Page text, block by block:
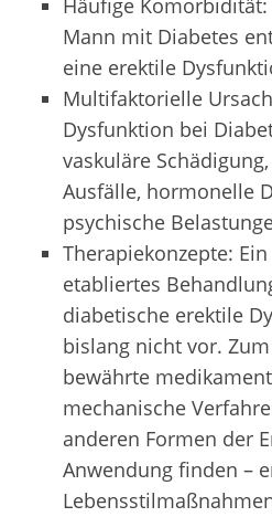
Häufige
Mann mit Diabetes
eine erektile
Multifaktorielle
Dysfunktion bei
vaskuläre
Ausfälle, hormonelle
psychische
Therapiekonzepte:
etabliertes
diabetische erektile
bislang nicht vor.
bewährte
mechanische
anderen Formen der
Anwendung finden –